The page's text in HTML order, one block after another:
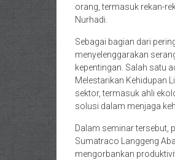
orang, termasuk rekan-
Nurhadi.
Sebagai bagian dari
menyelenggarakan
kepentingan. Salah satu
Melestarikan Kehidupan
sektor, termasuk ahli
solusi dalam menjaga
Dalam seminar tersebut,
Sumatraco Langgeng
mengorbankan